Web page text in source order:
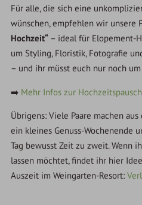
Für alle, die sich eine
wünschen, empfehlen wir unsere
Hochzeit“ – ideal für Elopement-
um Styling, Floristik, Fotografie
– und ihr müsst euch nur noch
➡️ Mehr Infos zur
Übrigens: Viele Paare machen
ein kleines Genuss-Wochenende
Tag bewusst Zeit zu zweit. Wenn
lassen möchtet, findet ihr hier
Auszeit im Weingarten-Resort: